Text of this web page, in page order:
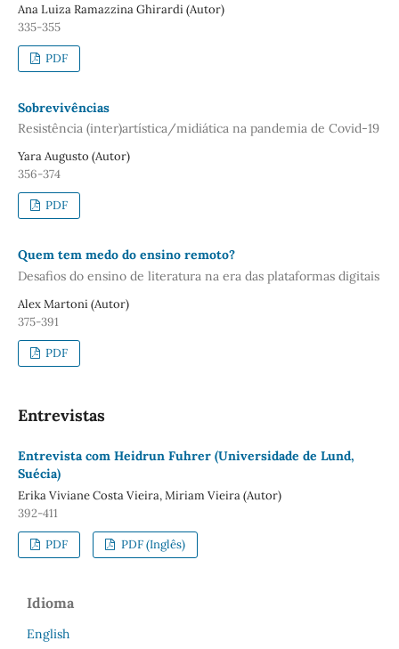
Ana Luiza Ramazzina Ghirardi (Autor)
335-355
PDF
Sobrevivências
Resistência (inter)artística/midiática na pandemia de Covid-19
Yara Augusto (Autor)
356-374
PDF
Quem tem medo do ensino remoto?
Desafios do ensino de literatura na era das plataformas digitais
Alex Martoni (Autor)
375-391
PDF
Entrevistas
Entrevista com Heidrun Fuhrer (Universidade de Lund,
Suécia)
Erika Viviane Costa Vieira, Miriam Vieira (Autor)
392-411
PDF PDF (Inglês)
Idioma
English